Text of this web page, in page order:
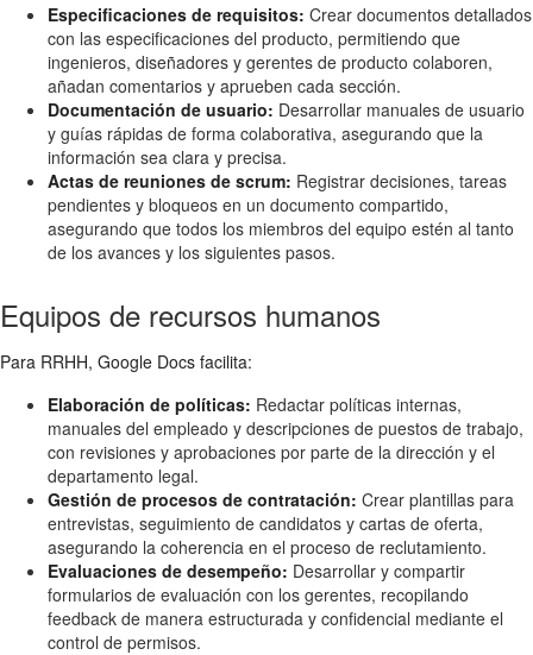
Especificaciones de requisitos: Crear documentos detallados
con las especificaciones del producto, permitiendo que
ingenieros, diseñadores y gerentes de producto colaboren,
añadan comentarios y aprueben cada sección.
Documentación de usuario: Desarrollar manuales de usuario
y guías rápidas de forma colaborativa, asegurando que la
información sea clara y precisa.
Actas de reuniones de scrum: Registrar decisiones, tareas
pendientes y bloqueos en un documento compartido,
asegurando que todos los miembros del equipo estén al tanto
de los avances y los siguientes pasos.
Equipos de recursos humanos
Para RRHH, Google Docs facilita:
Elaboración de políticas: Redactar políticas internas,
manuales del empleado y descripciones de puestos de trabajo,
con revisiones y aprobaciones por parte de la dirección y el
departamento legal.
Gestión de procesos de contratación: Crear plantillas para
entrevistas, seguimiento de candidatos y cartas de oferta,
asegurando la coherencia en el proceso de reclutamiento.
Evaluaciones de desempeño: Desarrollar y compartir
formularios de evaluación con los gerentes, recopilando
feedback de manera estructurada y confidencial mediante el
control de permisos.